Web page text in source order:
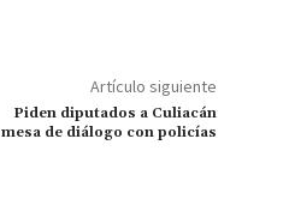
ge
r
m Li
n
k
Artículo siguiente
Piden diputados a Culiacán
mesa de diálogo con policías